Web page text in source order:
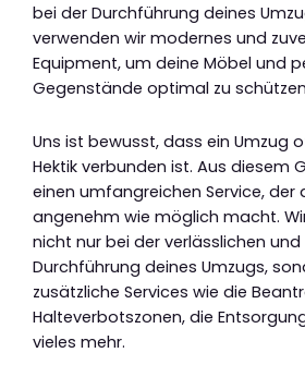
bei der Durchführung deines
verwenden wir modernes und
Equipment, um deine Möbel und
Gegenstände optimal zu
Uns ist bewusst, dass ein Umzug
Hektik verbunden ist. Aus diesem
einen umfangreichen Service, der
angenehm wie möglich macht.
nicht nur bei der verlässlichen
Durchführung deines Umzugs,
zusätzliche Services wie die
Halteverbotszonen, die
vieles mehr.